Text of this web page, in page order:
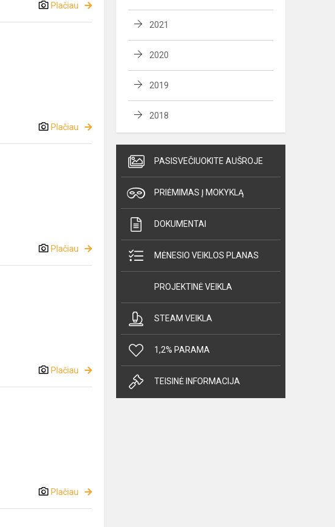
Plačiau
Plačiau
Plačiau
Plačiau
Plačiau
2021
2020
2019
2018
PASISVEČIUOKITE AUŠROJE
PRIĖMIMAS Į MOKYKLĄ
DOKUMENTAI
MĖNESIO VEIKLOS PLANAS
PROJEKTINĖ VEIKLA
STEAM VEIKLA
1,2% PARAMA
TEISINĖ INFORMACIJA